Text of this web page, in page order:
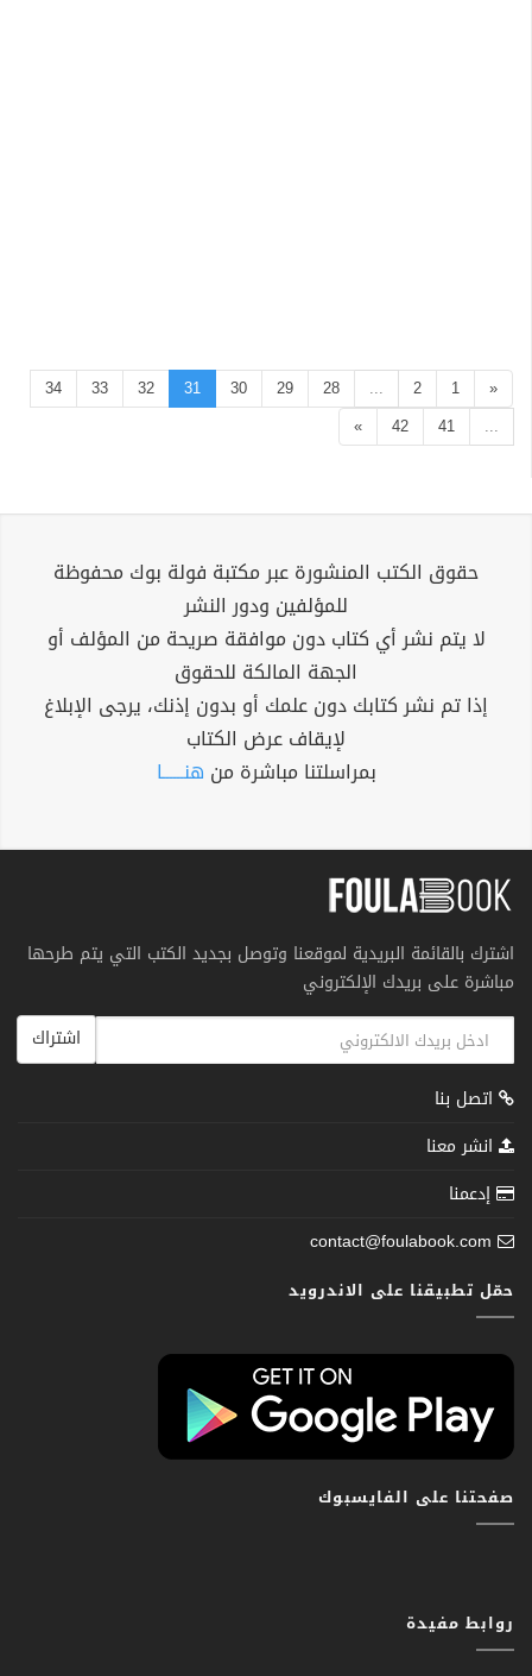
«
1
2
...
28
29
30
31
32
33
34
...
41
42
»
حقوق الكتب المنشورة عبر مكتبة فولة بوك محفوظة
للمؤلفين ودور النشر
لا يتم نشر أي كتاب دون موافقة صريحة من المؤلف أو
الجهة المالكة للحقوق
إذا تم نشر كتابك دون علمك أو بدون إذنك، يرجى الإبلاغ
لإيقاف عرض الكتاب
بمراسلتنا مباشرة من هنــــــا
اشترك بالقائمة البريدية لموقعنا وتوصل بجديد الكتب التي يتم طرحها
مباشرة على بريدك الإلكتروني
اشتراك
اتصل بنا
انشر معنا
إدعمنا
contact@foulabook.com
حمّل تطبيقنا على الاندرويد
صفحتنا على الفايسبوك
روابط مفيدة